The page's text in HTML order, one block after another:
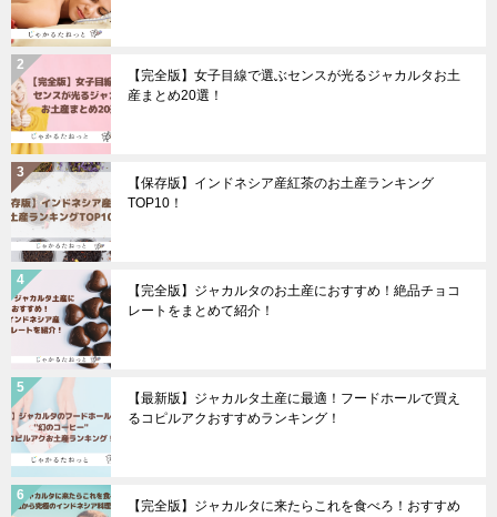
【完全版】女子目線で選ぶセンスが光るジャカルタお土
産まとめ20選！
【保存版】インドネシア産紅茶のお土産ランキング
TOP10！
【完全版】ジャカルタのお土産におすすめ！絶品チョコ
レートをまとめて紹介！
【最新版】ジャカルタ土産に最適！フードホールで買え
るコピルアクおすすめランキング！
【完全版】ジャカルタに来たらこれを食べろ！おすすめ